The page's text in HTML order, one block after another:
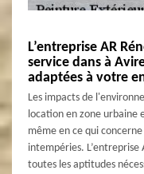
L’entreprise AR
service dans à
adaptées à votre
Les impacts de
location en zone urbaine
même en ce qui
intempéries. L’entreprise
toutes les aptitudes